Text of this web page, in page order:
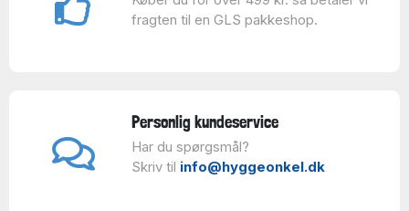
fragten til en GLS pakkeshop.
Personlig kundeservice
Har du spørgsmål?
Skriv til info@hyggeonkel.dk